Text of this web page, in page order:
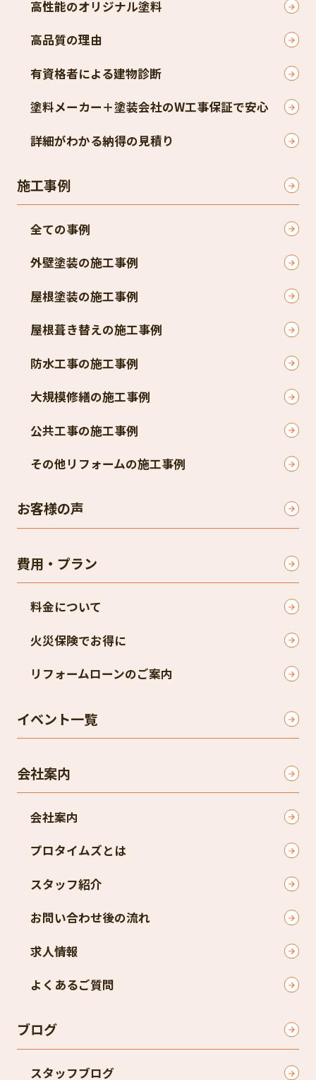
高性能のオリジナル塗料
高品質の理由
有資格者による建物診断
塗料メーカー＋塗装会社のW工事保証で安心
詳細がわかる納得の見積り
施工事例
全ての事例
外壁塗装の施工事例
屋根塗装の施工事例
屋根葺き替えの施工事例
防水工事の施工事例
大規模修繕の施工事例
公共工事の施工事例
その他リフォームの施工事例
お客様の声
費用・プラン
料金について
火災保険でお得に
リフォームローンのご案内
イベント一覧
会社案内
会社案内
プロタイムズとは
スタッフ紹介
お問い合わせ後の流れ
求人情報
よくあるご質問
ブログ
スタッフブログ